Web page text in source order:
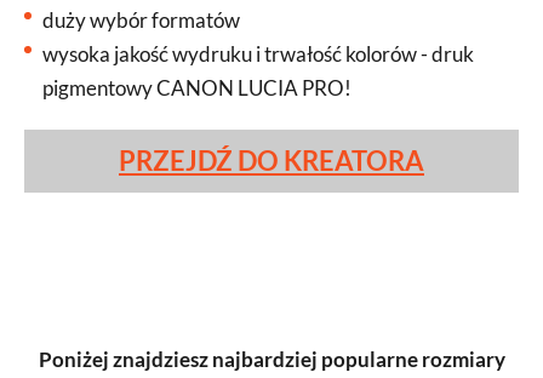
duży wybór formatów
wysoka jakość wydruku i trwałość kolorów - druk
pigmentowy CANON LUCIA PRO!
PRZEJDŹ DO KREATORA
Poniżej znajdziesz najbardziej popularne rozmiary